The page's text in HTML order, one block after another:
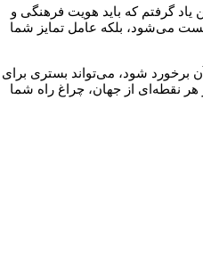
گرفتم که باید هویت فرهنگی و
می‌شود، بلکه عامل تمایز شما
برخورد شود، می‌تواند بستری برای
نقطه‌ای از جهان، چراغ راه شما